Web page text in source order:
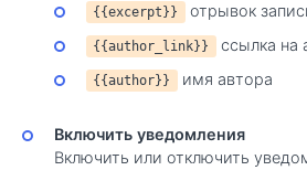
{{excerpt}} отрывок
{{author_link}} ссылка на
{{author}} имя автора
Включить уведомления
Включить или отключить